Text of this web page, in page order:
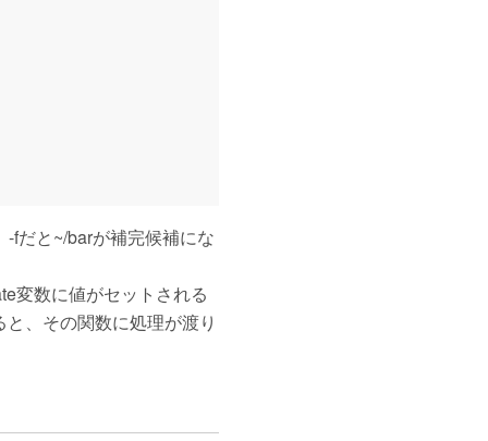
fだと~/barが補完候補にな
変数に値がセットされる
、その関数に処理が渡り